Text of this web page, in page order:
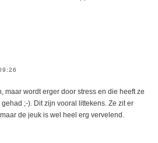
maar wordt erger door stress en die heeft ze
;-). Dit zijn vooral littekens. Ze zit er
de jeuk is wel heel erg vervelend.